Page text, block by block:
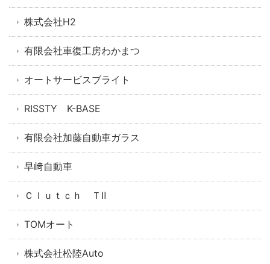
株式会社H2
有限会社車復工房わかまつ
オートサービスブライト
RISSTY K-BASE
有限会社加藤自動車ガラス
早﨑自動車
Ｃｌｕｔｃｈ ＴⅡ
TOMオート
株式会社松陸Auto